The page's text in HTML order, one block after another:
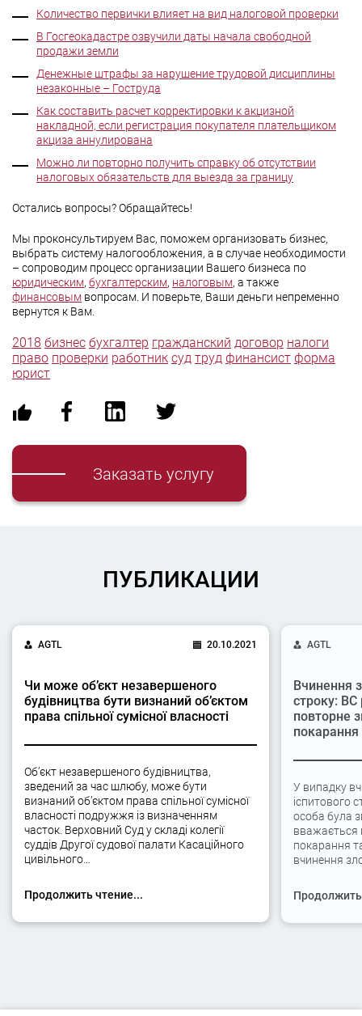
Количество первички влияет на вид налоговой проверки
В Госгеокадастре озвучили даты начала свободной
продажи земли
Денежные штрафы за нарушение трудовой дисциплины
незаконные – Гоструда
Как составить расчет корректировки к акцизной
накладной, если регистрация покупателя плательщиком
акциза аннулирована
Можно ли повторно получить справку об отсутствии
налоговых обязательств для выезда за границу
Остались вопросы? Обращайтесь!
Мы проконсультируем Вас, поможем организовать бизнес,
выбрать систему налогообложения, а в случае необходимости
– сопроводим процесс организации Вашего бизнеса по
юридическим, бухгалтерским, налоговым, а также
финансовым вопросам. И поверьте, Ваши деньги непременно
вернутся к Вам.
2018 бизнес бухгалтер гражданский договор налоги
право проверки работник суд труд финансист форма
юрист
Заказать услугу
ПУБЛИКАЦИИ
AGTL 20.10.2021
Чи може об’єкт незавершеного
будівництва бути визнаний об’єктом
права спільної сумісної власності
Об’єкт незавершеного будівництва,
зведений за час шлюбу, може бути
визнаний об’єктом права спільної сумісної
власності подружжя із визначенням
часток. Верховний Суд у складі колегії
суддів Другої судової палати Касаційного
цивільного…
Продолжить чтение...
AGTL
Вчинення
строку: ВС
повторне
У випадку
іспитового
особа була
вважається
покарання
вчинення